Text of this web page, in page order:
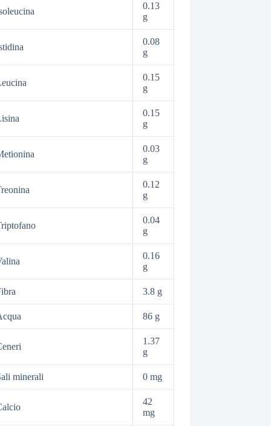
0.13
g
0.08
g
0.15
g
0.15
g
0.03
g
0.12
g
0.04
g
0.16
g
3.8 g
86 g
1.37
g
minerali 0 mg
42
mg